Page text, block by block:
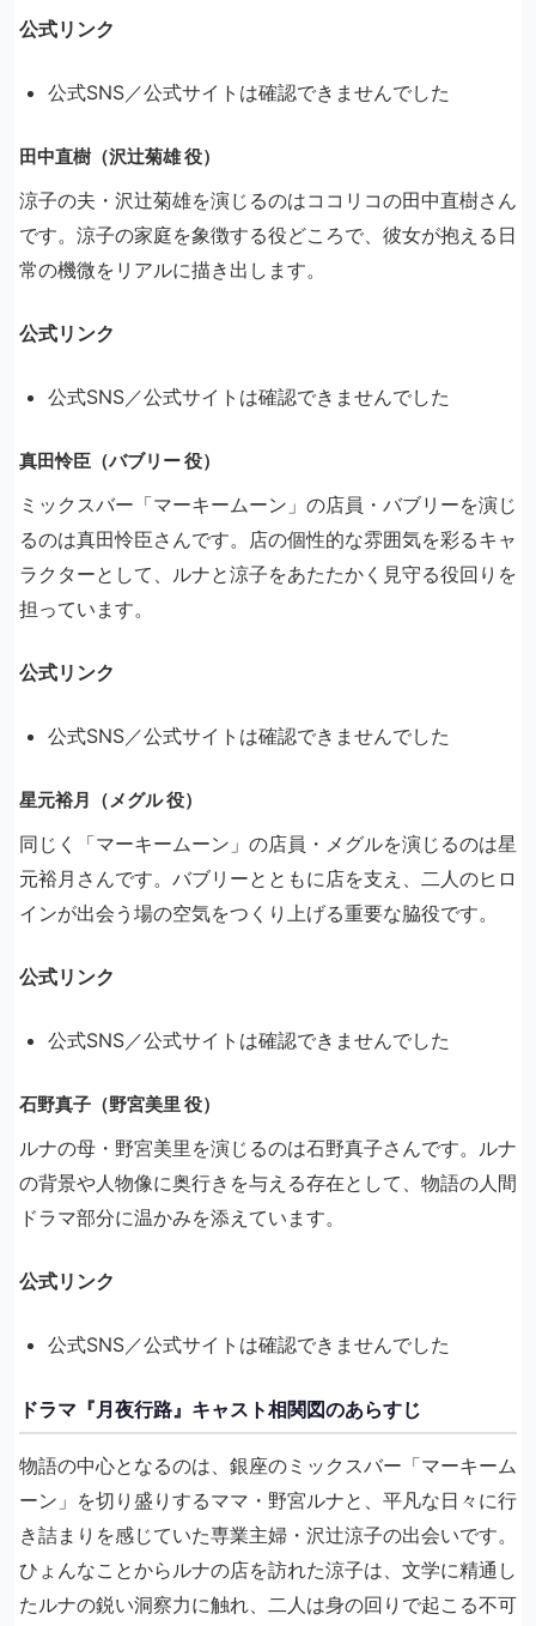
公式リンク
公式SNS／公式サイトは確認できませんでした
田中直樹（沢辻菊雄 役）
涼子の夫・沢辻菊雄を演じるのはココリコの田中直樹さん
です。涼子の家庭を象徴する役どころで、彼女が抱える日
常の機微をリアルに描き出します。
公式リンク
公式SNS／公式サイトは確認できませんでした
真田怜臣（バブリー 役）
ミックスバー「マーキームーン」の店員・バブリーを演じ
るのは真田怜臣さんです。店の個性的な雰囲気を彩るキャ
ラクターとして、ルナと涼子をあたたかく見守る役回りを
担っています。
公式リンク
公式SNS／公式サイトは確認できませんでした
星元裕月（メグル 役）
同じく「マーキームーン」の店員・メグルを演じるのは星
元裕月さんです。バブリーとともに店を支え、二人のヒロ
インが出会う場の空気をつくり上げる重要な脇役です。
公式リンク
公式SNS／公式サイトは確認できませんでした
石野真子（野宮美里 役）
ルナの母・野宮美里を演じるのは石野真子さんです。ルナ
の背景や人物像に奥行きを与える存在として、物語の人間
ドラマ部分に温かみを添えています。
公式リンク
公式SNS／公式サイトは確認できませんでした
ドラマ『月夜行路』キャスト相関図のあらすじ
物語の中心となるのは、銀座のミックスバー「マーキーム
ーン」を切り盛りするママ・野宮ルナと、平凡な日々に行
き詰まりを感じていた専業主婦・沢辻涼子の出会いです。
ひょんなことからルナの店を訪れた涼子は、文学に精通し
たルナの鋭い洞察力に触れ、二人は身の回りで起こる不可